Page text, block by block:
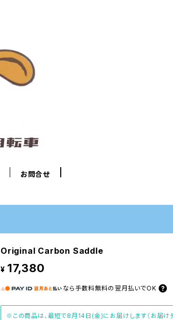
お問合せ
Original Carbon Saddle
¥ 17,380
なら 手数料無料の 翌月払いでOK
※この商品は、最短で8月14日(金)にお届けします（お届け